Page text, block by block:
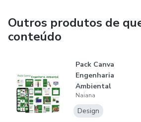
Sou Engenheira Ambiental e
trabalho e tento empreender desde
Amo aprender e sou muito dedicada!
Outros produtos de
conteúdo
Pack Canva
Engenharia
Ambiental
Naiana
Design